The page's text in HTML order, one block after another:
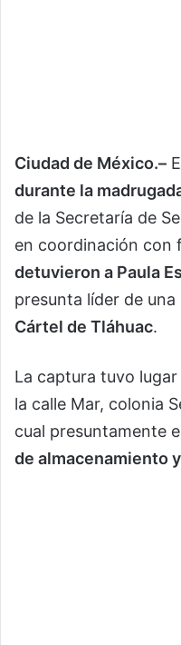
Ciudad de México.–
durante la
de la Secretaría de
en coordinación con
detuvieron a Paula
presunta líder de
Cártel de Tláhuac.
La captura tuvo
la calle Mar, colonia
cual presuntamente
de almacenamiento